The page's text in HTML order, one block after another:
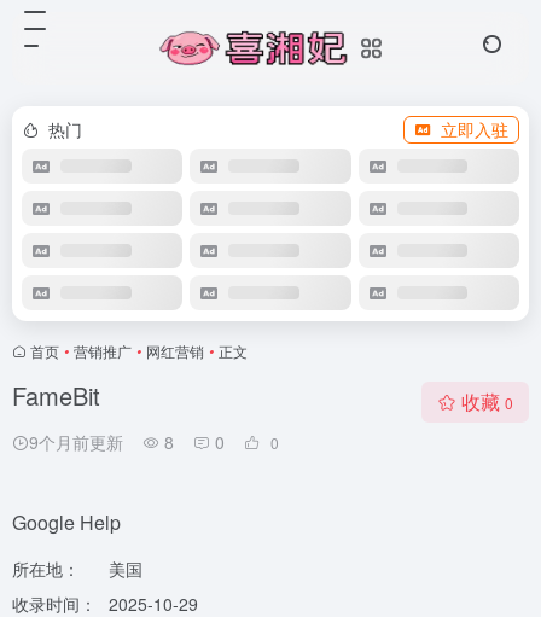
热门 立即入驻
首页 • 营销推广 • 网红营销 • 正文
FameBit
9个月前更新 8 0 0
收藏 0
Google Help
所在地：
美国
收录时间：
2025-10-29